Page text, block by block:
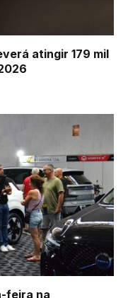
atingir 179 mil
feira na